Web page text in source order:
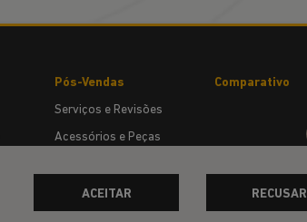
Pós-Vendas
Serviços e Revisões
Acessórios e Peças
Institucional
Comparativo
ACEITAR RECUSAR